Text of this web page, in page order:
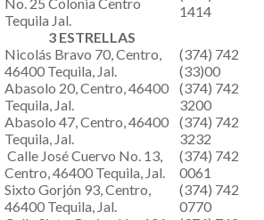
Tequila Jal.
1414
3 ESTRELLAS
Nicolás Bravo 70, Centro,
46400 Tequila, Jal.
(374) 742
(33)00
Abasolo 20, Centro, 46400
Tequila, Jal.
(374) 742
3200
Abasolo 47, Centro, 46400
Tequila, Jal.
(374) 742
3232
Calle José Cuervo No. 13,
Centro, 46400 Tequila, Jal.
(374) 742
0061
Sixto Gorjón 93, Centro,
46400 Tequila, Jal.
(374) 742
0770